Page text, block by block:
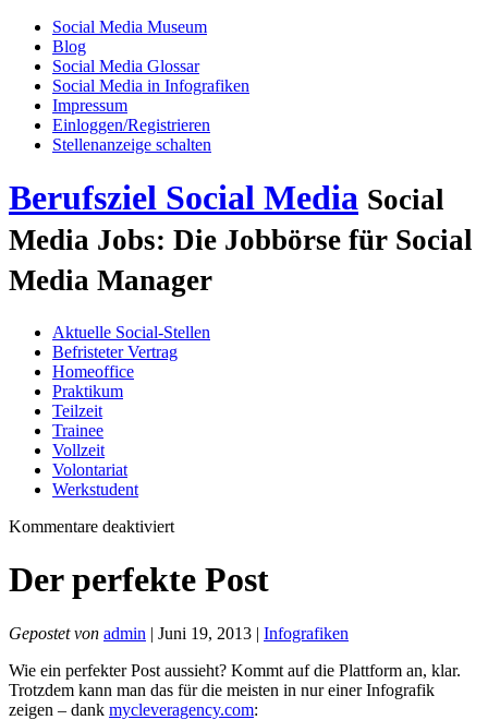
Social Media Museum
Blog
Social Media Glossar
Social Media in Infografiken
Impressum
Einloggen/Registrieren
Stellenanzeige schalten
Berufsziel Social Media Social
Media Jobs: Die Jobbörse für Social
Media Manager
Aktuelle Social-Stellen
Befristeter Vertrag
Homeoffice
Praktikum
Teilzeit
Trainee
Vollzeit
Volontariat
Werkstudent
Kommentare deaktiviertfür
perfekte
Post
Der perfekte Post
Gepostet von admin | Juni 19, 2013 | Infografiken
Wie ein perfekter Post aussieht? Kommt auf die Plattform an, klar.
Trotzdem kann man das für die meisten in nur einer Infografik
zeigen – dank mycleveragency.com: